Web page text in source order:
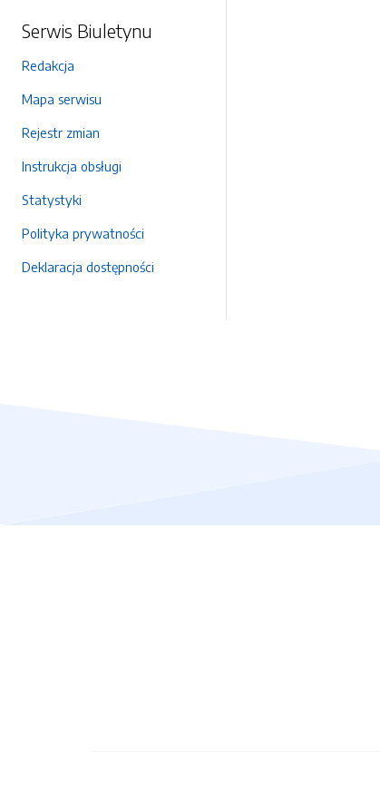
Serwis Biuletynu
Redakcja
Mapa serwisu
Rejestr zmian
Instrukcja obsługi
Statystyki
Polityka prywatności
Deklaracja dostępności